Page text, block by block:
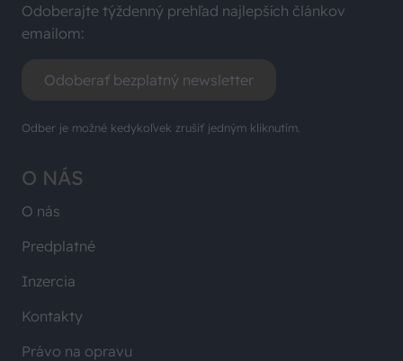
O NÁS
O nás
Predplatné
Inzercia
Kontakty
Právo na opravu
Odoberajte týždenný prehľad najlepších článkov
emailom:
Odoberať bezplatný newsletter
Odber je možné kedykoľvek zrušiť jedným kliknutím.